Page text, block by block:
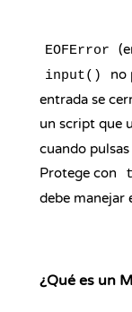
EOFError
input()
no
entrada se
un script que
cuando
Protege con
debe manejar
¿Qué es un